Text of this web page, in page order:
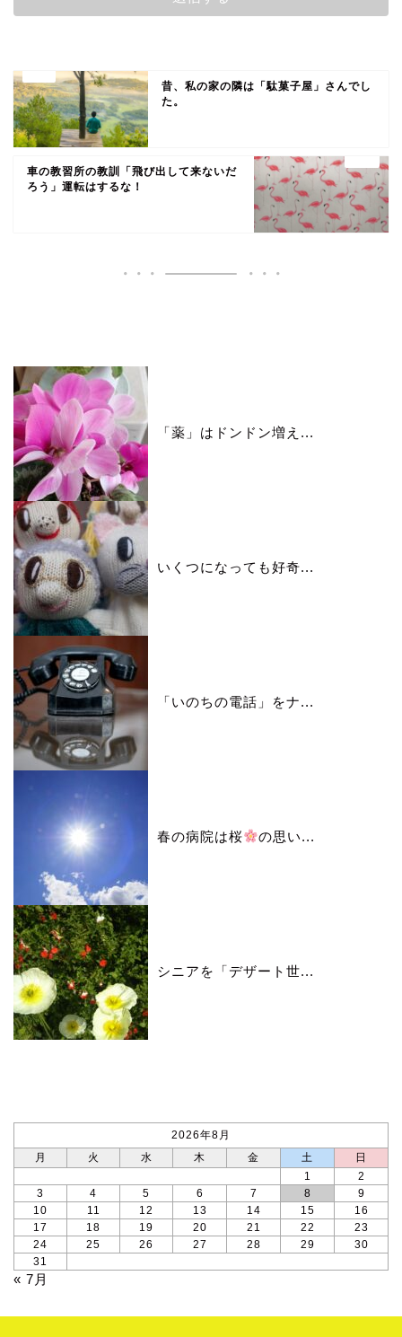
昔、私の家の隣は「駄菓子屋」さんでし
た。
車の教習所の教訓「飛び出して来ないだ
ろう」運転はするな！
「薬」はドンドン増え...
いくつになっても好奇...
「いのちの電話」をナ...
春の病院は桜 の思い...
シニアを「デザート世...
2026年8月
月
火 水 木 金 土
日
1
2
3
4 5 6 7 8
9
10
11 12 13 14 15
16
17
18 19 20 21 22
23
24
25 26 27 28 29
30
31
« 7月